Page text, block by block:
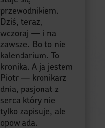
przewodnikiem.
Dziś, teraz,
wczoraj — i na
zawsze. Bo to nie
kalendarium. To
kronika. A ja jestem
Piotr — kronikarz
dnia, pasjonat z
serca który nie
tylko zapisuje, ale
opowiada.